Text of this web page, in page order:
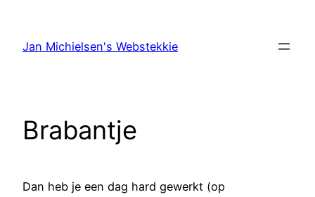
Jan Michielsen's Webstekkie
Brabantje
Dan heb je een dag hard gewerkt (op